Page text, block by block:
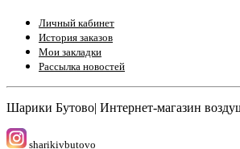
Личный кабинет
История заказов
Мои закладки
Рассылка новостей
Шарики Бутово| Интернет-магазин
sharikivbutovo